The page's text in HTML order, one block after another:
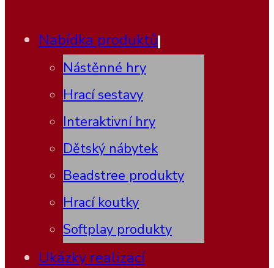
Nabídka produktů
Nástěnné hry
Hrací sestavy
Interaktivní hry
Dětský nábytek
Beadstree produkty
Hrací koutky
Softplay produkty
Ukázky realizací